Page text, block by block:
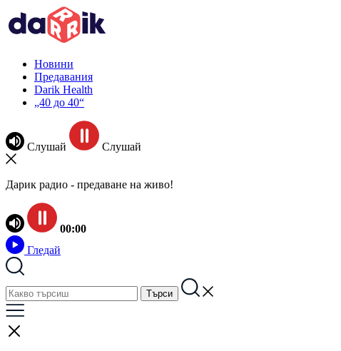
Новини
Предавания
Darik Health
„40 до 40“
Слушай Слушай
Дарик радио - предаване на живо!
00:00
Гледай